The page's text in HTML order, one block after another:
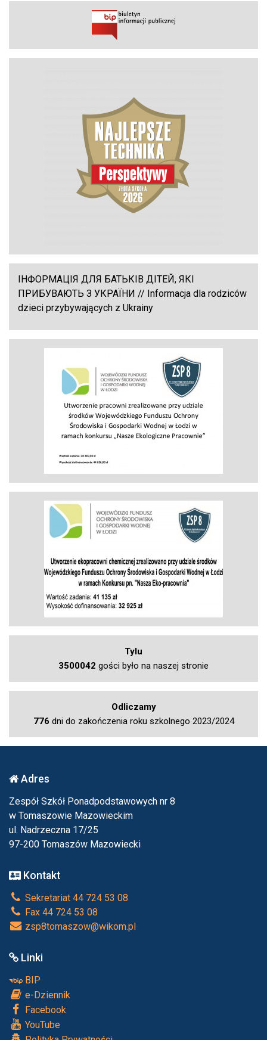
ІНФОРМАЦІЯ ДЛЯ БАТЬКІВ ДІТЕЙ, ЯКІ
ПРИБУВАЮТЬ З УКРАЇНИ // Informacja dla rodziców
dzieci przybywających z Ukrainy
Tylu
3500042 gości było na naszej stronie
Odliczamy
776 dni do zakończenia roku szkolnego 2023/2024
Adres
Zespół Szkół Ponadpodstawowych nr 8
w Tomaszowie Mazowieckim
ul. Nadrzeczna 17/25
97-200 Tomaszów Mazowiecki
Kontakt
Sekretariat 44 724 53 08
Fax 44 724 53 08
zsp8tomaszow@wikom.pl
Linki
BIP
e-Dziennik
Facebook
YouTube